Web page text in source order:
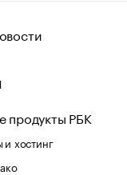
продукты РБК
хостинг